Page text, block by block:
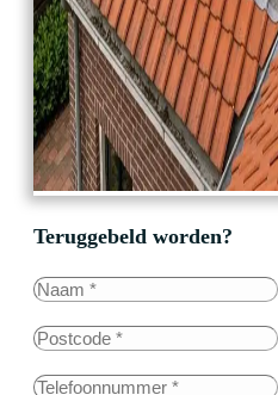
Teruggebeld worden?